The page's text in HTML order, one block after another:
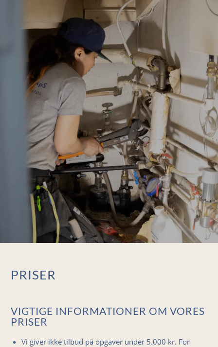
PRISER
VIGTIGE INFORMATIONER OM VORES
PRISER
Vi giver ikke tilbud på opgaver under 5.000 kr. For